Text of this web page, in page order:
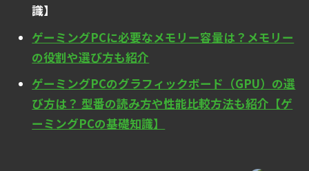
識】
ゲーミングPCに必要なメモリー容量は？メモリー
の役割や選び方も紹介
ゲーミングPCのグラフィックボード（GPU）の選
び方は？ 型番の読み方や性能比較方法も紹介【ゲ
ーミングPCの基礎知識】